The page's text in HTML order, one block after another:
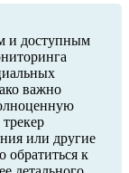
и доступным
важно
или другие
обратиться к